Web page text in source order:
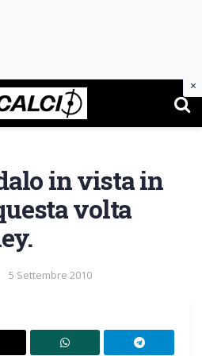
in vista in
volta
5 Settembre 2010
×